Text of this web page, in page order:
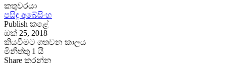
කතුවරයා
පසිඳු අබේසිංහ
Publish කළේ
ඔක් 25, 2018
කියවීමට ගතවන කාලය
මිනිත්තු 1 යි
Share කරන්න